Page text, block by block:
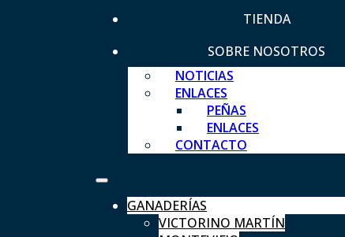
TIENDA
SOBRE NOSOTROS
NOTICIAS
ENLACES
PEÑAS
ENLACES
CONTACTO
GANADERÍAS
VICTORINO MARTÍN